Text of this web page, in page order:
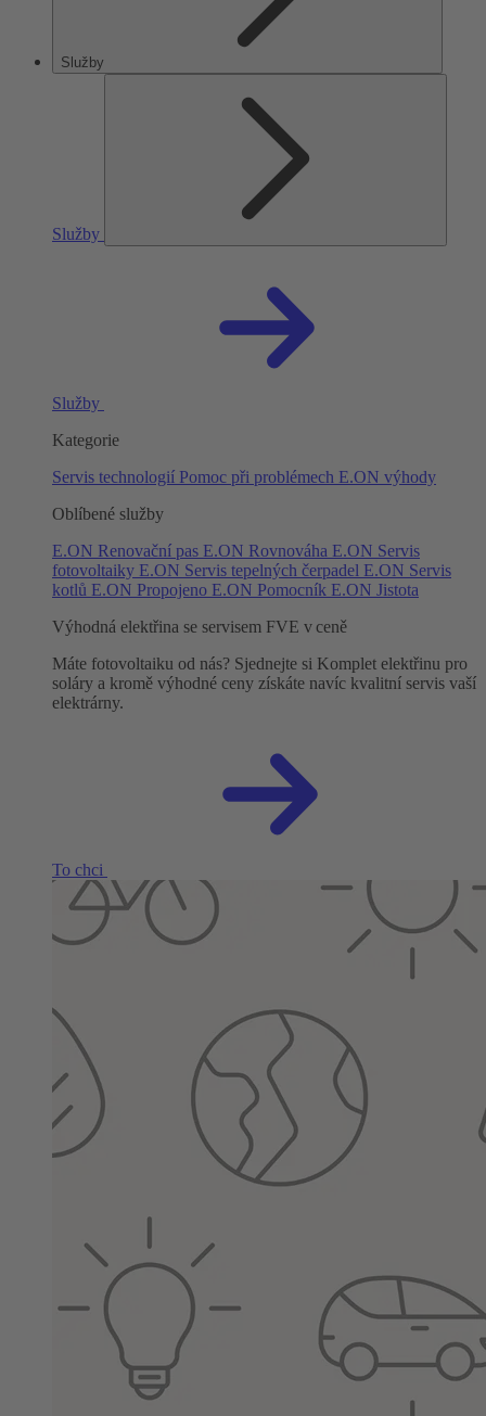
Služby
Služby
Služby
Kategorie
Servis technologií Pomoc při problémech E.ON výhody
Oblíbené služby
E.ON Renovační pas E.ON Rovnováha E.ON Servis
fotovoltaiky E.ON Servis tepelných čerpadel E.ON Servis
kotlů E.ON Propojeno E.ON Pomocník E.ON Jistota
Výhodná elektřina se servisem FVE v ceně
Máte fotovoltaiku od nás? Sjednejte si Komplet elektřinu pro
soláry a kromě výhodné ceny získáte navíc kvalitní servis vaší
elektrárny.
To chci